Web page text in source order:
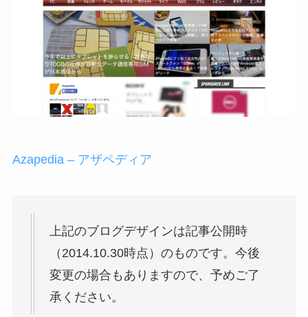
Azapedia – アザペディア
上記のブログデザインは記事公開時
（2014.10.30時点）のものです。今後
変更の場合もありますので、予めご了
承ください。